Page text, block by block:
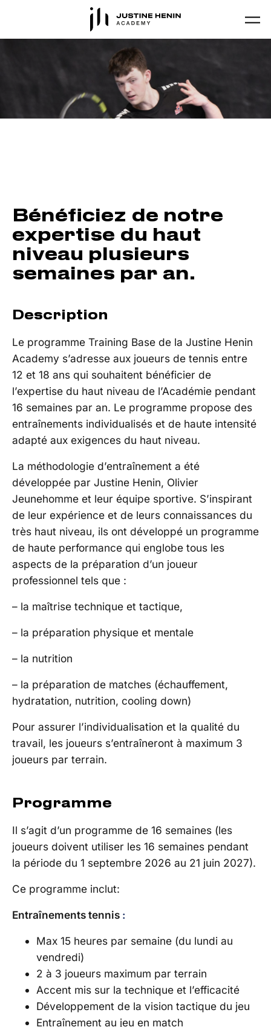
Skip to main content
Bénéficiez de notre
expertise du haut
niveau plusieurs
semaines par an.
Description
Le programme Training Base de la Justine Henin
Academy s’adresse aux joueurs de tennis entre
12 et 18 ans qui souhaitent bénéficier de
l’expertise du haut niveau de l’Académie pendant
16 semaines par an. Le programme propose des
entraînements individualisés et de haute intensité
adapté aux exigences du haut niveau.
La méthodologie d’entraînement a été
développée par Justine Henin, Olivier
Jeunehomme et leur équipe sportive. S’inspirant
de leur expérience et de leurs connaissances du
très haut niveau, ils ont développé un programme
de haute performance qui englobe tous les
aspects de la préparation d’un joueur
professionnel tels que :
– la maîtrise technique et tactique,
– la préparation physique et mentale
– la nutrition
– la préparation de matches (échauffement,
hydratation, nutrition, cooling down)
Pour assurer l’individualisation et la qualité du
travail, les joueurs s’entraîneront à maximum 3
joueurs par terrain.
Programme
Il s’agit d’un programme de 16 semaines (les
joueurs doivent utiliser les 16 semaines pendant
la période du 1 septembre 2026 au 21 juin 2027).
Ce programme inclut:
Entraînements tennis :
Max 15 heures par semaine (du lundi au
vendredi)
2 à 3 joueurs maximum par terrain
Accent mis sur la technique et l’efficacité
Développement de la vision tactique du jeu
Entraînement au jeu en match